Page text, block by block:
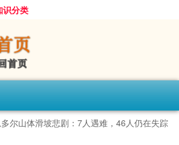
识分类
多尔山体滑坡悲剧：7人遇难，46人仍在失踪